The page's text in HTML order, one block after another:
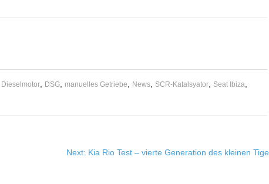
Dieselmotor, DSG, manuelles Getriebe News, SCR-Katalsyator, Seat Ibiza
Next: Kia Rio Test – vierte Generation des kleinen